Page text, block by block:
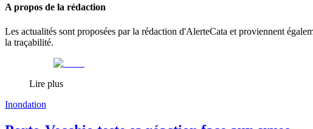
A propos de la rédaction
Les actualités sont proposées par la rédaction d'AlerteCata et proviennent
la traçabilité.
Lire plus
Inondation